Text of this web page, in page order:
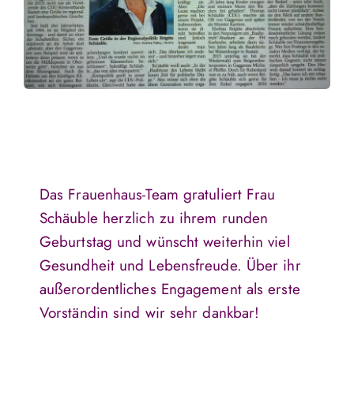
Das Frauenhaus-Team gratuliert Frau
Schäuble herzlich zu ihrem runden
Geburtstag und wünscht weiterhin viel
Gesundheit und Lebensfreude. Über ihr
außerordentliches Engagement als erste
Vorständin sind wir sehr dankbar!